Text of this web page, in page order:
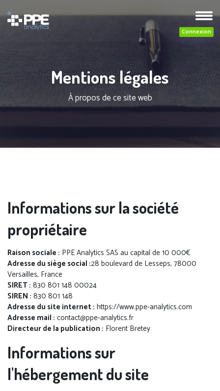
Connexion
Mentions légales
À propos de ce site web
Informations sur la société
propriétaire
Raison sociale : PPE Analytics SAS au capital de 10 000€
Adresse du siège social :28 boulevard de Lesseps, 78000
Versailles, France
SIRET : 830 801 148 00024
SIREN : 830 801 148
Adresse du site internet : https://www.ppe-analytics.com
Adresse mail : contact@ppe-analytics.fr
Directeur de la publication : Florent Bretey
Informations sur
l'hébergement du site